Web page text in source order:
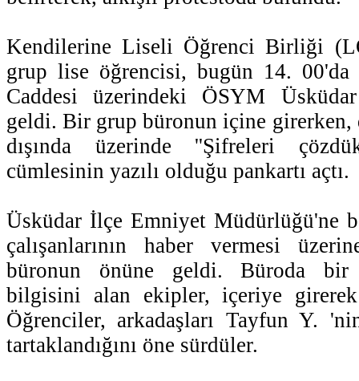
Kendilerine Liseli Öğrenci Birliği
grup lise öğrencisi, bugün 14.
Caddesi üzerindeki ÖSYM
geldi. Bir grup büronun içine
dışında üzerinde ''Şifreleri
cümlesinin yazılı olduğu pankartı açtı.
Üsküdar İlçe Emniyet Müdürlüğü'ne
çalışanlarının haber vermesi
büronun önüne geldi. Büroda bir
bilgisini alan ekipler, içeriye
Öğrenciler, arkadaşları Tayfun Y.
tartaklandığını öne sürdüler.